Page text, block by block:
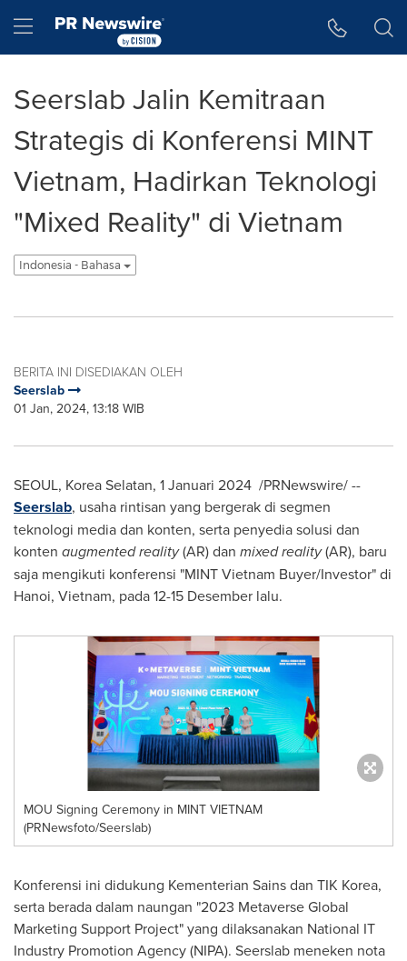
Hamburger menu
Seerslab Jalin Kemitraan
Strategis di Konferensi MINT
Vietnam, Hadirkan Teknologi
"Mixed Reality" di Vietnam
Indonesia - Bahasa
BERITA INI DISEDIAKAN OLEH
Seerslab
01 Jan, 2024, 13:18 WIB
SEOUL, KoreaSelatan, 1 Januari 2024 /PRNewswire/ --
Seerslab, usaha rintisan yang bergerak di segmen
teknologi media dan konten, serta penyedia solusi dan
konten augmented reality(AR) dan mixed reality(AR), baru
saja mengikuti konferensi "MINT Vietnam Buyer/Investor" di
Hanoi, Vietnam, pada 12-15 Desember lalu.
MOU Signing Ceremony in MINT VIETNAM
(PRNewsfoto/Seerslab)
Konferensi ini didukung Kementerian Sains dan TIK Korea,
serta berada dalam naungan "2023 Metaverse Global
Marketing Support Project" yang dilaksanakan National IT
Industry Promotion Agency (NIPA). Seerslab meneken nota